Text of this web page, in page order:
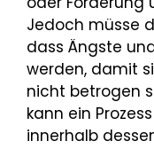
Jedoch müsse
dass Ängste
werden, damit
nicht betrogen
kann ein
innerhalb